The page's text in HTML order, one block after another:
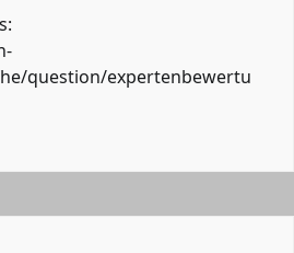
question/expertenbewertu